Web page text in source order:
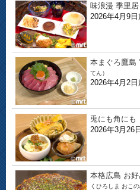
味浪漫 季里居
2026年4月9日
本まぐろ鷹島
てん）
2026年4月2
兎にも角にも
2026年3月26
本格広島 お
くひろしま おこ